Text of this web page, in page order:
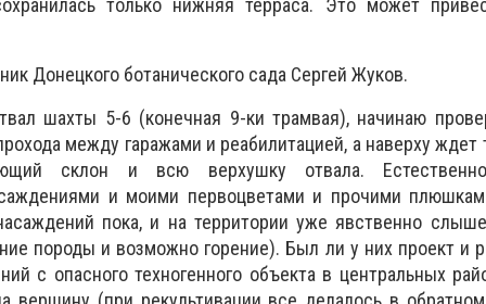
только нижняя терраса. Это может
Донецкого ботанического сада Сергей Жуков.
шахты 5-6 (конечная 9-ки трамвая), начинаю
между гаражами и реабилитацией, а наверху ждет
склон и всю верхушку отвала.
и моими первоцветами и прочими
пока, и на территории уже явственно
породы и возможно горение). Был ли у них проект и
с опасного техногенного объекта в центральных